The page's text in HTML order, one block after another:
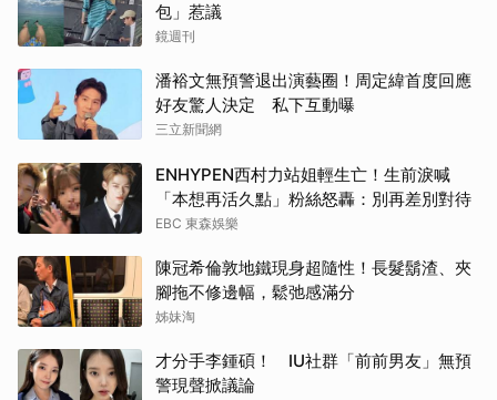
包」惹議
鏡週刊
潘裕文無預警退出演藝圈！周定緯首度回應
好友驚人決定 私下互動曝
三立新聞網
ENHYPEN西村力站姐輕生亡！生前淚喊
「本想再活久點」粉絲怒轟：別再差別對待
EBC 東森娛樂
陳冠希倫敦地鐵現身超隨性！長髮鬍渣、夾
腳拖不修邊幅，鬆弛感滿分
姊妹淘
才分手李鍾碩！ IU社群「前前男友」無預
警現聲掀議論